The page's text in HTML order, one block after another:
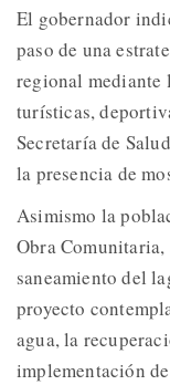
El gobernador
paso de una
regional mediante
turísticas,
Secretaría de
la presencia de
Asimismo la
Obra Comunitaria,
saneamiento del
proyecto
agua, la
implementación